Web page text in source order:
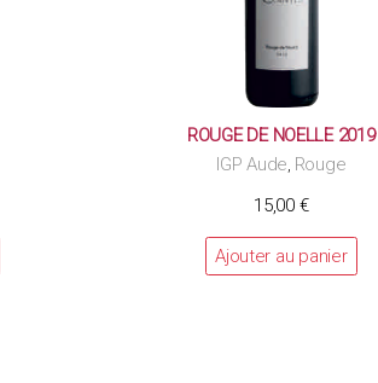
ROUGE DE NOELLE 2019
IGP Aude, Rouge
15,00 €
Ajouter au panier